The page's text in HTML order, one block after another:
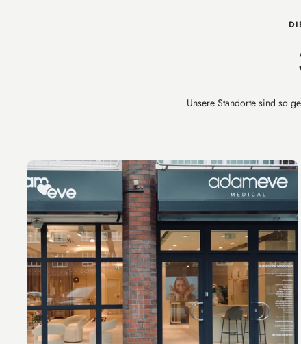
Unsere Standorte sind so